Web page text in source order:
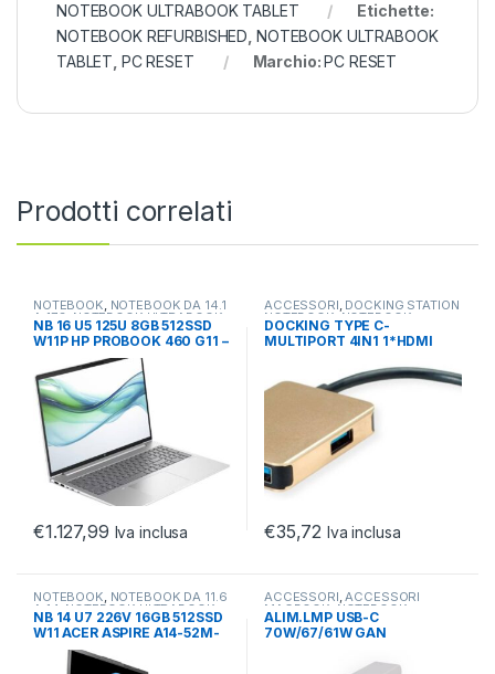
NOTEBOOK ULTRABOOK TABLET
Etichette:
NOTEBOOK REFURBISHED NOTEBOOK ULTRABOOK
TABLET PC RESET Marchio:PC RESET
Prodotti correlati
NOTEBOOK, NOTEBOOK DA 14.1
A 17.3, NOTEBOOK ULTRABOOK
TABLET
NB 16 U5 125U 8GB 512SSD
W11P HP PROBOOK 460 G11 –
€1.127,99 Iva inclusa
ACCESSORI, DOCKING STATION
NOTEBOOK,NOTEBOOK
ULTRABOOK TABLET
DOCKING TYPE C-
MULTIPORT 4IN1 1*HDMI
€35,72 Iva inclusa
NOTEBOOK, NOTEBOOK DA 11.6
A 14, NOTEBOOK ULTRABOOK
TABLET
NB 14 U7 226V 16GB 512SSD
W11 ACER ASPIRE A14-52M-
740X PC COPILOT
ACCESSORI,ACCESSORI
MACBOOK, NOTEBOOK
ULTRABOOK TABLET
ALIM.LMP USB-C
70W/67/61W GAN